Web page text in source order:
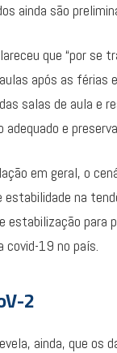
ainda são
que “por
após as férias
salas de aula e
e
em geral, o
estabilidade na
estabilização para
covid-19 no país.
2
ainda, que os